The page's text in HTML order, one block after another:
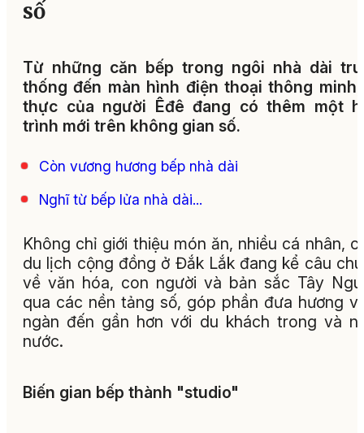
số
Từ những căn bếp trong ngôi nhà dài
thống đến màn hình điện thoại thông
thực của người Êđê đang có thêm một
trình mới trên không gian số.
Còn vương hương bếp nhà dài
Nghĩ từ bếp lửa nhà dài...
Không chỉ giới thiệu món ăn, nhiều cá nhân,
du lịch cộng đồng ở Đắk Lắk đang kể câu
về văn hóa, con người và bản sắc Tây
qua các nền tảng số, góp phần đưa hương
ngàn đến gần hơn với du khách trong và
nước.
Biến gian bếp thành "studio"